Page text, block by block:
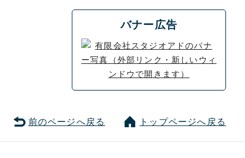
バナー広告
前のページへ戻る トップページへ戻る